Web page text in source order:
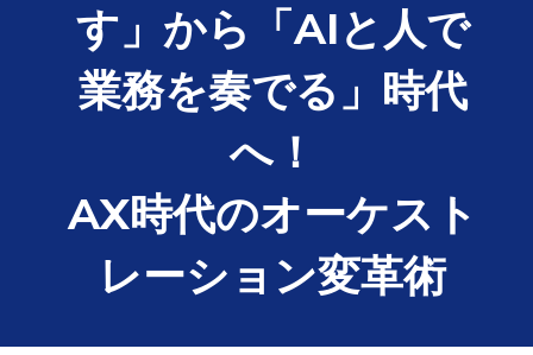
す」から「AIと人で
業務を奏でる」時代
へ！
AX時代のオーケスト
レーション変革術